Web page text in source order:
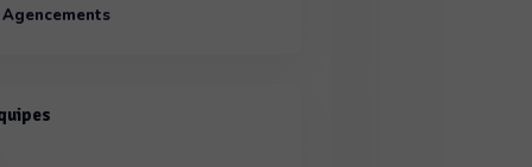
Agencements